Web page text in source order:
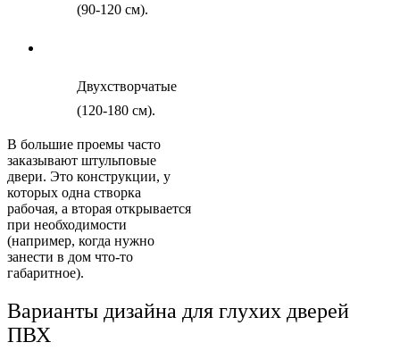
(90-120 см).
Двухстворчатые
(120-180 см).
В большие проемы часто
заказывают штульповые
двери. Это конструкции, у
которых одна створка
рабочая, а вторая открывается
при необходимости
(например, когда нужно
занести в дом что-то
габаритное).
Варианты дизайна для глухих дверей
ПВХ